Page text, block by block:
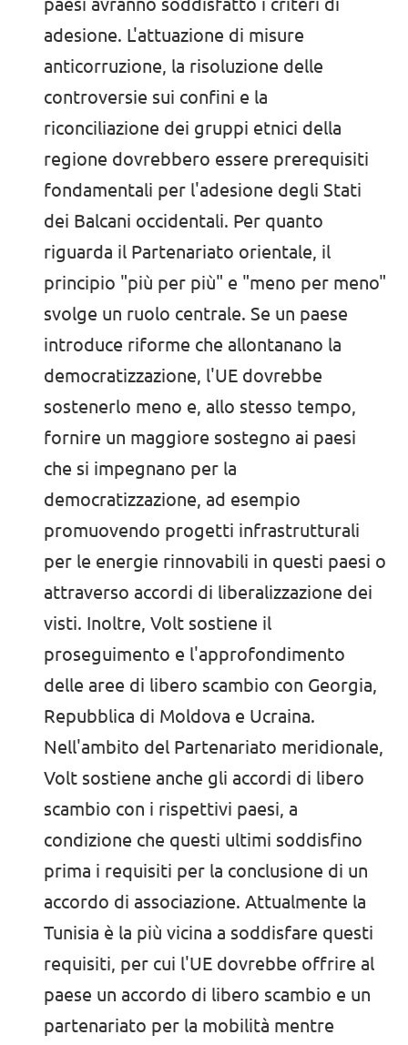
adesione. L'attuazione di misure
anticorruzione, la risoluzione delle
controversie sui confini e la
riconciliazione dei gruppi etnici della
regione dovrebbero essere prerequisiti
fondamentali per l'adesione degli Stati
dei Balcani occidentali. Per quanto
riguarda il Partenariato orientale, il
principio "più per più" e "meno per meno"
svolge un ruolo centrale. Se un paese
introduce riforme che allontanano la
democratizzazione, l'UE dovrebbe
sostenerlo meno e, allo stesso tempo,
fornire un maggiore sostegno ai paesi
che si impegnano per la
democratizzazione, ad esempio
promuovendo progetti infrastrutturali
per le energie rinnovabili in questi paesi o
attraverso accordi di liberalizzazione dei
visti. Inoltre, Volt sostiene il
proseguimento e l'approfondimento
delle aree di libero scambio con Georgia,
Repubblica di Moldova e Ucraina.
Nell'ambito del Partenariato meridionale,
Volt sostiene anche gli accordi di libero
scambio con i rispettivi paesi, a
condizione che questi ultimi soddisfino
prima i requisiti per la conclusione di un
accordo di associazione. Attualmente la
Tunisia è la più vicina a soddisfare questi
requisiti, per cui l'UE dovrebbe offrire al
paese un accordo di libero scambio e un
partenariato per la mobilità mentre